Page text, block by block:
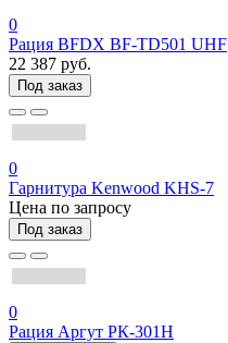
0
Рация BFDX BF-TD501 UHF
22 387 руб.
Под заказ
0
Гарнитура Kenwood KHS-7
Цена по запросу
Под заказ
0
Рация Аргут РК-301Н